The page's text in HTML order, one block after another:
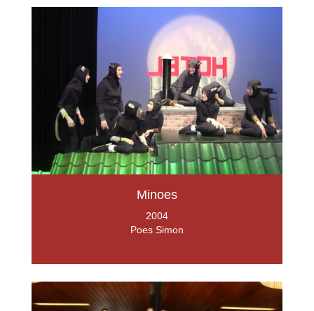
Minoes
2004
Poes Simon